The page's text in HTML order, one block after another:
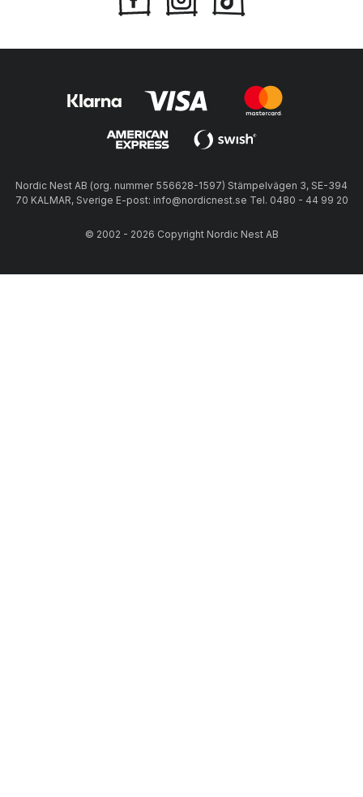
Nordic Nest AB (org. nummer 556628-1597) Stämpelvägen 3, SE-394
70 KALMAR, Sverige E-post: info@nordicnest.se Tel. 0480 - 44 99 20
© 2002 - 2026 Copyright Nordic Nest AB